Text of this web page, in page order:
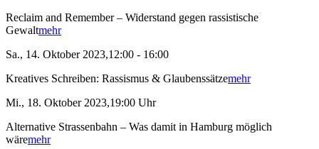
Reclaim and Remember – Widerstand gegen rassistische
Gewaltmehr
Sa., 14. Oktober 2023,12:00 - 16:00
Kreatives Schreiben: Rassismus & Glaubenssätzemehr
Mi., 18. Oktober 2023,19:00 Uhr
Alternative Strassenbahn – Was damit in Hamburg möglich
wäremehr